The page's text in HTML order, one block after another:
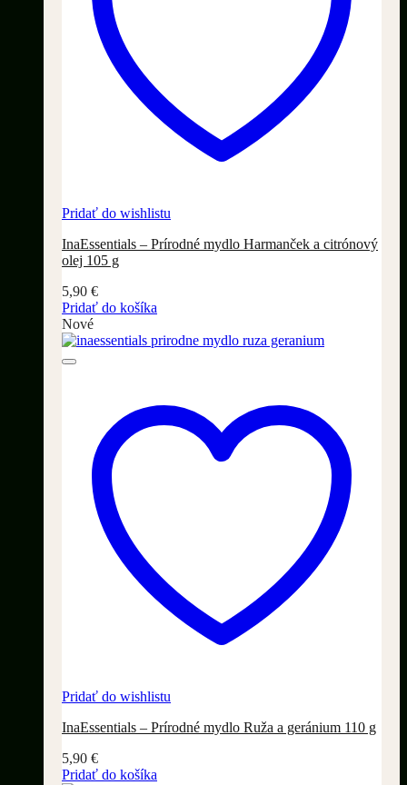
Pridať do wishlistu
InaEssentials – Prírodné mydlo Harmanček a citrónový
olej 105 g
5,90 €
Pridať do košíka
Nové
Pridať do wishlistu
InaEssentials – Prírodné mydlo Ruža a geránium 110 g
5,90 €
Pridať do košíka